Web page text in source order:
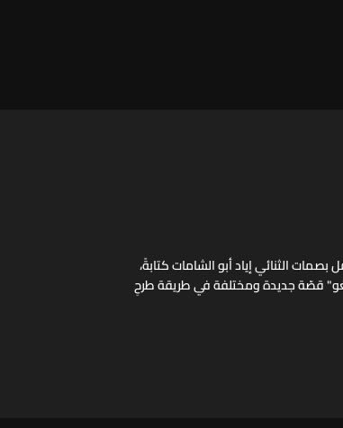
بصمات الثنائي إياد أبو الشامات كتابةً،
قصّة جديدة ومختلفة في طريقة طرحِ